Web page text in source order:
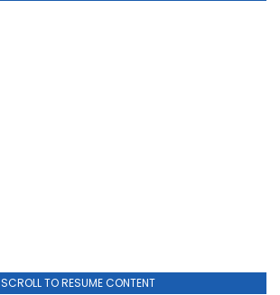
SCROLL TO RESUME CONTENT